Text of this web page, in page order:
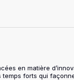
en matière
forts qui